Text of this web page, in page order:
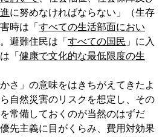
に努めなければならない」（生存
時は「 すべての生活部面におい
避難住民は「 すべての国民 」に入
「 健康で文化的な最低限度の生
さ」の意味をはきちがえてきたよ
自然災害のリスクを想定し、その
常備しておくのが当然のはずだ
先主義に目がくらみ、費用対効果